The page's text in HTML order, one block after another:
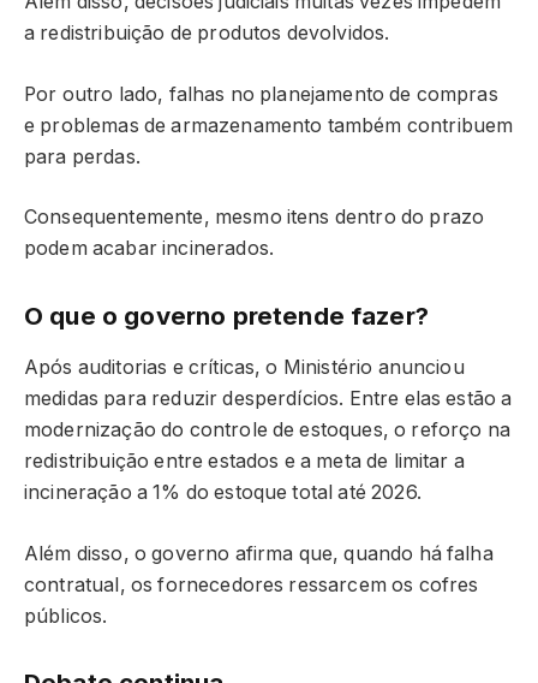
a redistribuição de produtos devolvidos.
Por outro lado, falhas no planejamento de compras
e problemas de armazenamento também contribuem
para perdas.
Consequentemente, mesmo itens dentro do prazo
podem acabar incinerados.
O que o governo pretende fazer?
Após auditorias e críticas, o Ministério anunciou
medidas para reduzir desperdícios. Entre elas estão a
modernização do controle de estoques, o reforço na
redistribuição entre estados e a meta de limitar a
incineração a 1% do estoque total até 2026.
Além disso, o governo afirma que, quando há falha
contratual, os fornecedores ressarcem os cofres
públicos.